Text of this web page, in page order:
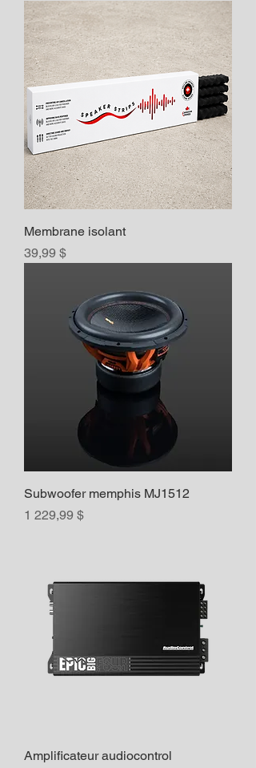
Membrane isolant
Prix
39,99 $
Subwoofer memphis MJ1512
Prix
1 229,99 $
Amplificateur audiocontrol